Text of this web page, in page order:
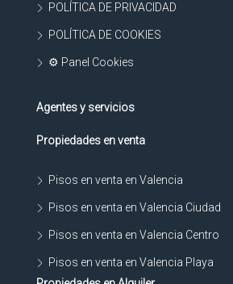
POLÍTICA DE PRIVACIDAD
POLÍTICA DE COOKIES
⚙ Panel Cookies
Agentes y servicios
Propiedades en venta
Pisos en venta en Valencia
Pisos en venta en Valencia Ciudad
Pisos en venta en Valencia Centro
Pisos en venta en Valencia Playa